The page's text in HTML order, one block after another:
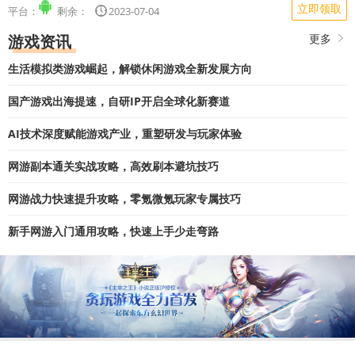
平台： 剩余： 2023-07-04 立即领取
游戏资讯
更多
生活模拟类游戏崛起，解锁休闲游戏全新发展方向
国产游戏出海提速，自研IP开启全球化新赛道
AI技术深度赋能游戏产业，重塑研发与玩家体验
网游副本通关实战攻略，高效刷本避坑技巧
网游战力快速提升攻略，零氪微氪玩家专属技巧
新手网游入门通用攻略，快速上手少走弯路